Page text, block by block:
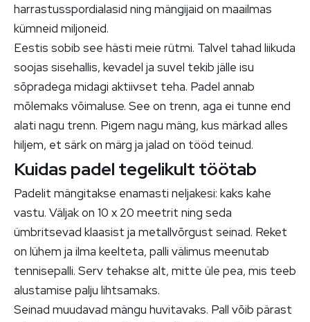
harrastusspordialasid ning mängijaid on maailmas
kümneid miljoneid.
Eestis sobib see hästi meie rütmi. Talvel tahad liikuda
soojas sisehallis, kevadel ja suvel tekib jälle isu
sõpradega midagi aktiivset teha. Padel annab
mõlemaks võimaluse. See on trenn, aga ei tunne end
alati nagu trenn. Pigem nagu mäng, kus märkad alles
hiljem, et särk on märg ja jalad on tööd teinud.
Kuidas padel tegelikult töötab
Padelit mängitakse enamasti neljakesi: kaks kahe
vastu. Väljak on 10 x 20 meetrit ning seda
ümbritsevad klaasist ja metallvõrgust seinad. Reket
on lühem ja ilma keelteta, palli välimus meenutab
tennisepalli. Serv tehakse alt, mitte üle pea, mis teeb
alustamise palju lihtsamaks.
Seinad muudavad mängu huvitavaks. Pall võib pärast